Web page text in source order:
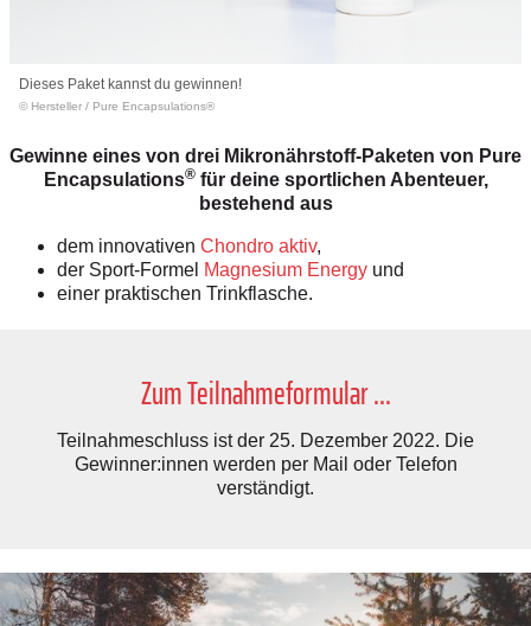
Dieses Paket kannst du gewinnen!
© Hersteller / Pure Encapsulations®
Gewinne eines von drei Mikronährstoff-Paketen von Pure
Encapsulations®für deine sportlichen Abenteuer,
bestehend aus
dem innovativen Chondro aktiv,
der Sport-Formel Magnesium Energy und
einer praktischen Trinkflasche.
Zum Teilnahmeformular ...
Teilnahmeschluss ist der 25. Dezember 2022. Die
Gewinner:innen werden per Mail oder Telefon
verständigt.